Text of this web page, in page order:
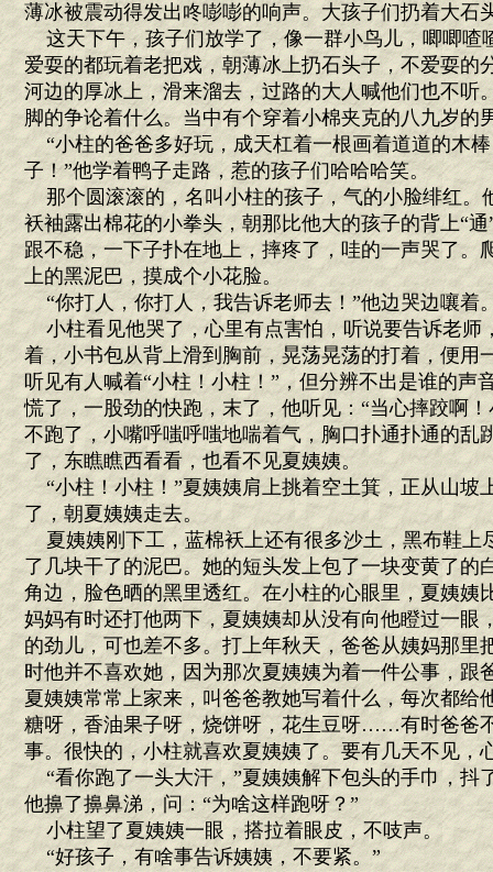
薄冰被震动得发出咚嘭嘭的响声。大孩子们扔着大石
这天下午，孩子们放学了，像一群小鸟儿，唧唧喳
爱耍的都玩着老把戏，朝薄冰上扔石头子，不爱耍的
河边的厚冰上，滑来溜去，过路的大人喊他们也不听
脚的争论着什么。当中有个穿着小棉夹克的八九岁的
“小柱的爸爸多好玩，成天杠着一根画着道道的木
子！”他学着鸭子走路，惹的孩子们哈哈哈笑。
那个圆滚滚的，名叫小柱的孩子，气的小脸绯红。
袄袖露出棉花的小拳头，朝那比他大的孩子的背上“
跟不稳，一下子扑在地上，摔疼了，哇的一声哭了。
上的黑泥巴，摸成个小花脸。
“你打人，你打人，我告诉老师去！”他边哭边嚷着
小柱看见他哭了，心里有点害怕，听说要告诉老师
着，小书包从背上滑到胸前，晃荡晃荡的打着，便用
听见有人喊着“小柱！小柱！”，但分辨不出是谁的声
慌了，一股劲的快跑，末了，他听见：“当心摔跤啊
不跑了，小嘴呼嗤呼嗤地喘着气，胸口扑通扑通的乱
了，东瞧瞧西看看，也看不见夏姨姨。
“小柱！小柱！”夏姨姨肩上挑着空土箕，正从山坡
了，朝夏姨姨走去。
夏姨姨刚下工，蓝棉袄上还有很多沙土，黑布鞋上
了几块干了的泥巴。她的短头发上包了一块变黄了的
角边，脸色晒的黑里透红。在小柱的心眼里，夏姨姨
妈妈有时还打他两下，夏姨姨却从没有向他瞪过一眼
的劲儿，可也差不多。打上年秋天，爸爸从姨妈那里
时他并不喜欢她，因为那次夏姨姨为着一件公事，跟
夏姨姨常常上家来，叫爸爸教她写着什么，每次都给
糖呀，香油果子呀，烧饼呀，花生豆呀……有时爸爸
事。很快的，小柱就喜欢夏姨姨了。要有几天不见，
“看你跑了一头大汗，”夏姨姨解下包头的手巾，抖
他擤了擤鼻涕，问：“为啥这样跑呀？”
小柱望了夏姨姨一眼，搭拉着眼皮，不吱声。
“好孩子，有啥事告诉姨姨，不要紧。”